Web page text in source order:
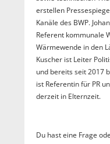
erstellen
Kanäle des BWP.
Referent kommunale
Wärmewende in den
Kuscher ist Leiter
und bereits seit 2017
ist Referentin für PR
derzeit in Elternzeit.
Du hast eine Frage